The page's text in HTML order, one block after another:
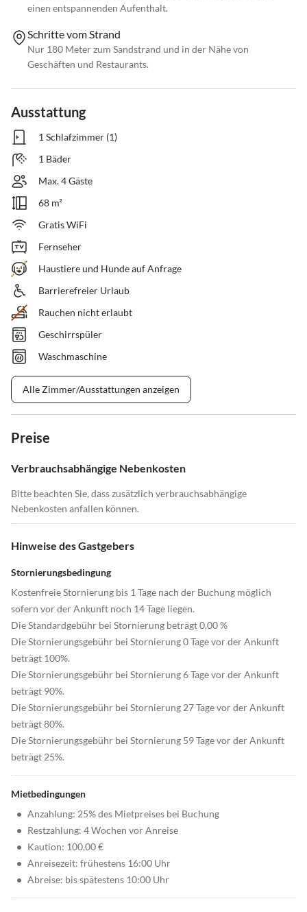
einen entspannenden Aufenthalt.
Schritte vom Strand
Nur 180 Meter zum Sandstrand und in der Nähe von
Geschäften und Restaurants.
Ausstattung
1 Schlafzimmer (1)
1 Bäder
Max. 4 Gäste
68 m²
Gratis WiFi
Fernseher
Haustiere und Hunde auf Anfrage
Barrierefreier Urlaub
Rauchen nicht erlaubt
Geschirrspüler
Waschmaschine
Alle Zimmer/Ausstattungen anzeigen
Preise
Verbrauchsabhängige Nebenkosten
Bitte beachten Sie, dass zusätzlich verbrauchsabhängige
Nebenkosten anfallen können.
Hinweise des Gastgebers
Stornierungsbedingung
Kostenfreie Stornierung bis 1 Tage nach der Buchung möglich
sofern vor der Ankunft noch 14 Tage liegen.
Die Standardgebühr bei Stornierung beträgt 0,00 %
Die Stornierungsgebühr bei Stornierung 0 Tage vor der Ankunft
beträgt 100%.
Die Stornierungsgebühr bei Stornierung 6 Tage vor der Ankunft
beträgt 90%.
Die Stornierungsgebühr bei Stornierung 27 Tage vor der Ankunft
beträgt 80%.
Die Stornierungsgebühr bei Stornierung 59 Tage vor der Ankunft
beträgt 25%.
Mietbedingungen
• Anzahlung: 25% des Mietpreises bei Buchung
• Restzahlung: 4 Wochen vor Anreise
• Kaution: 100,00 €
• Anreisezeit: frühestens 16:00 Uhr
• Abreise: bis spätestens 10:00 Uhr